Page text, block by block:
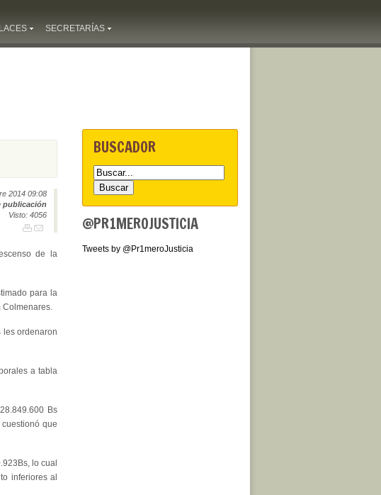
SECRETARÍAS
2014 09:08
publicación
Visto: 4056
de la
para la
Colmenares.
les ordenaron
a tabla
Bs
que
lo cual
inferiores al
BUSCADOR
@PR1MEROJUSTICIA
Tweets by @Pr1meroJusticia